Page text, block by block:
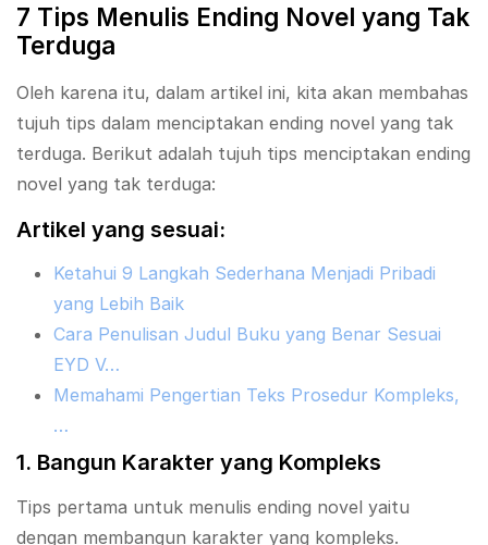
7 Tips Menulis Ending Novel yang Tak
Terduga
Oleh karena itu, dalam artikel ini, kita akan membahas
tujuh tips dalam menciptakan ending novel yang tak
terduga. Berikut adalah tujuh tips menciptakan ending
novel yang tak terduga:
Artikel yang sesuai:
Ketahui 9 Langkah Sederhana Menjadi Pribadi
yang Lebih Baik
Cara Penulisan Judul Buku yang Benar Sesuai
EYD V…
Memahami Pengertian Teks Prosedur Kompleks,
…
1. Bangun Karakter yang Kompleks
Tips pertama untuk menulis ending novel yaitu
dengan membangun karakter yang kompleks.